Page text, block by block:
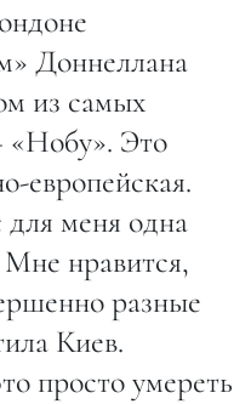
Доннеллана
из самых
«Нобу». Это
европейская.
для меня одна
нравится,
разные
Киев.
просто умереть